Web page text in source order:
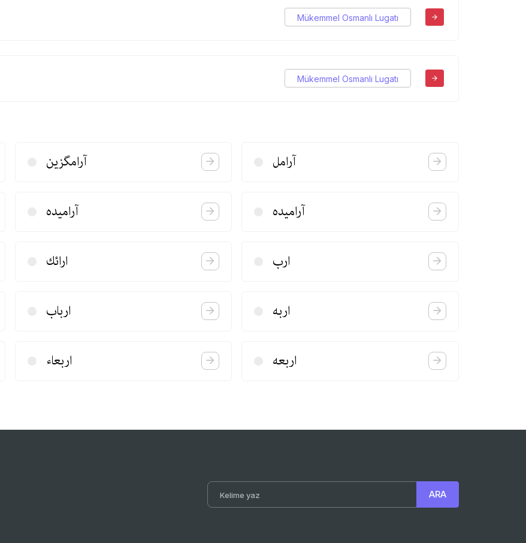
Mükemmel Osmanlı Lugatı
Mükemmel Osmanlı Lugatı
آرامگزین آرامل
آرامیده آرامیده
ارائك ارب
ارباب اربه
اربعاء اربعه